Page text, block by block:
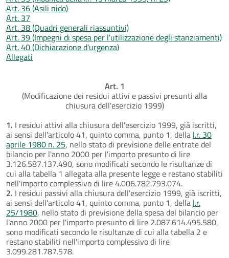
Art. 36 (Asili nido)
Art. 37
Art. 38 (Quadri generali riassuntivi)
Art. 39 (Impegni di spesa per l'utilizzazione degli stanziamenti)
Art. 40 (Dichiarazione d'urgenza)
Allegati
Art. 1
(Modificazione dei residui attivi e passivi presunti alla
chiusura dell'esercizio 1999)
1. I residui attivi alla chiusura dell'esercizio 1999, già iscritti,
ai sensi dell'articolo 41, quinto comma, punto 1, della l.r. 30
aprile 1980 n. 25, nello stato di previsione delle entrate del
bilancio per l'anno 2000 per l'importo presunto di lire
3.126.587.137.490, sono modificati secondo le risultanze di
cui alla tabella 1 allegata alla presente legge e restano stabiliti
nell'importo complessivo di lire 4.006.782.793.074.
2. I residui passivi alla chiusura dell'esercizio 1999, già iscritti,
ai sensi dell'articolo 41, quinto comma, punto 1, della l.r.
25/1980, nello stato di previsione della spesa del bilancio per
l'anno 2000 per l'importo presunto di lire 2.087.614.495.580,
sono modificati secondo le risultanze di cui alla tabella 2 e
restano stabiliti nell'importo complessivo di lire
3.099.281.787.578.